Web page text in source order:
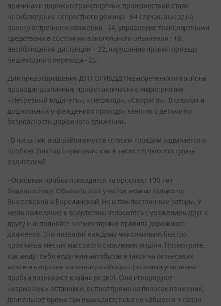
причинами дорожно-транспортных происшествий стали
несоблюдение скоростного режима - 64 случая, выезд на
полосу встречного движения - 24, управление транспортными
средствами в состоянии алкогольного опьянения - 18,
несоблюдение дистанции – 22, нарушение правил проезда
пешеходного перехода - 25.
Для предотвращения ДТП ОГИБДД Первореченского района
проводит различные профилактические мероприятия -
«Нетрезвый водитель», «Пешеход», «Скорость». В школах и
дошкольных учреждениях проходят занятия с детьми по
безопасности дорожного движения.
- В часы пик ваш район вместе со всем городом задыхается в
пробках. Виктор Борисович, как в таких случаях поступать
водителям?
- Основная пробка приходится на проспект 100 лет
Владивостоку. Объехать этот участок можно только по
Выселковой и Бородинской. Но и там постоянные заторы. У
меня пожелание к водителям: относитесь с уважением друг к
другу и исполняйте элементарные правила дорожного
движения. Это позволит каждому максимально быстро
проехать в местах массового скопления машин. Посмотрите,
как ведут себя водители автобусов и такси на остановках
возле и напротив кинотеатра «Искра» (за этими участками
пробки возникают крайне редко). Они игнорируют
«кармашек» остановки, встают прямо на полосах движения,
длительное время там выжидают, пока не набьются в салон